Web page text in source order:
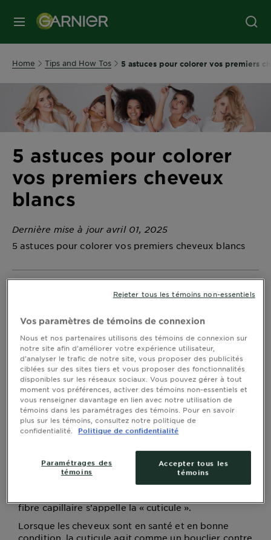
MENU
Home Tips and How Tos 5 astuces pour colorer vos premiers
5 astuces pour colorer
vos premiers cheveux
blancs
Dernière mise à jour avril 01, 2025
5 astuces pour colorer vos premiers cheveux blancs
Apaisez et nourrissez votre chevelure, pour du
Avoir les cheveux fragiles ou un cuir chevelu
sensible peut être tout un défi : les plus petits
gestes semblent causer des dommages ou de
l’irritation, sans même que vous vous en rendiez
compte. Par contre, en vous armant des bons
produits et en adoptant de saines habitudes, vous
pourrez prendre soin de vos cheveux et les rendre
plus forts, jour après jour. Découvrez comment
prendre soin des cheveux et des cuirs chevelus
sensibles!
Comment les cheveux sont-ils faits?
Nos cheveux sont faits de deux parties principales :
la racine et la fibre capillaire; les longueurs qui
fibre capillaire s’appelle la « cuticule ».
Lorsque les cheveux sont en santé et en bonne
Vos paramètres de témoins de connexion
Nous et nos partenaires utilisons des témoins de connexion sur
notre site afin d’améliorer votre expérience utilisateur,
d’analyser le trafic de notre site, vous proposer des publicités
ciblées sur des sites tiers et vous proposer des fonctionnalités
disponibles sur les réseaux sociaux. Vous pouvez gérer à tout
moment vos préférences, activer des témoins non-essentiels et
vous renseigner davantage en lien avec notre utilisation de
témoins dans les paramétrages des témoins. Pour en savoir
plus sur les témoins, consultez notre politique de
confidentialité.
Politique de confidentialité
Accepter tous les
témoins
Paramétrages des
témoins
Rejeter tous les témoins non-essentiels